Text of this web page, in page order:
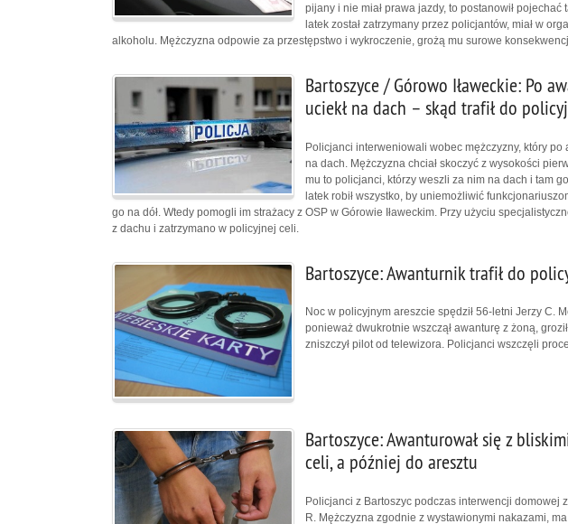
pijany i nie miał prawa jazdy, to postanowił pojechać
latek został zatrzymany przez policjantów, miał w
alkoholu. Mężczyzna odpowie za przestępstwo i wykroczenie, grożą mu surowe
Bartoszyce / Górowo Iławeckie: Po
uciekł na dach – skąd trafił do
Policjanci interweniowali wobec mężczyzny, który po
na dach. Mężczyzna chciał skoczyć z wysokości
mu to policjanci, którzy weszli za nim na dach i tam
latek robił wszystko, by uniemożliwić
go na dół. Wtedy pomogli im strażacy z OSP w Górowie Iławeckim. Przy użyciu
z dachu i zatrzymano w policyjnej celi.
Bartoszyce: Awanturnik trafił do
Noc w policyjnym areszcie spędził 56-letni Jerzy C.
ponieważ dwukrotnie wszczął awanturę z żoną,
zniszczył pilot od telewizora. Policjanci wszczęli
Bartoszyce: Awanturował się z
celi, a później do aresztu
Policjanci z Bartoszyc podczas interwencji domowej
R. Mężczyzna zgodnie z wystawionymi nakazami,